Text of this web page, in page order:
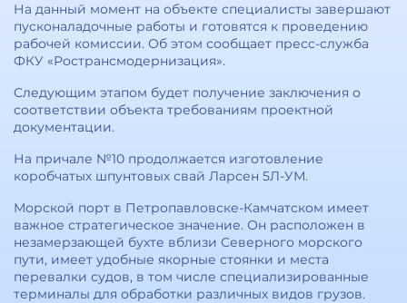
На данный момент на объекте специалисты завершают
пусконаладочные работы и готовятся к проведению
рабочей комиссии. Об этом сообщает пресс-служба
ФКУ «Ространсмодернизация».
Следующим этапом будет получение заключения о
соответствии объекта требованиям проектной
документации.
На причале №10 продолжается изготовление
коробчатых шпунтовых свай Ларсен 5Л-УМ.
Морской порт в Петропавловске-Камчатском имеет
важное стратегическое значение. Он расположен в
незамерзающей бухте вблизи Северного морского
пути, имеет удобные якорные стоянки и места
перевалки судов, в том числе специализированные
терминалы для обработки различных видов грузов.